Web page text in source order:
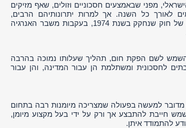
מפני שבאמצעים חסכוניים וזולים, שאף מזיקים
לאורך כל השנה. אך למרות יתרונותיהם הרבים,
הפופולריות הרבה של דודי שמש בישראל נזקפת דווקא לזכותו של חוק שנחקק בשנת 1974, בעקבות משבר האנרגיה
לשם הפקת חום, תהליך שעלותו נמוכה בהרבה
לחסכונית ומשתלמת הן עבור המדינה, והן עבור
למעשה בפעולה שמצריכה מיומנות רבה בתחום
חייבת להתבצע אך ורק על ידי בעל מקצוע מיומן,
להתמודד איתן.